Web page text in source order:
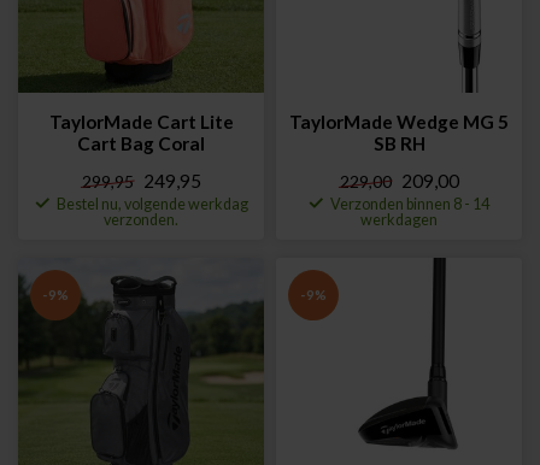
TaylorMade Cart Lite
Cart Bag Coral
299,95 249,95
Bestel nu, volgende werkdag
verzonden.
TaylorMade Wedge MG 5
SB RH
229,00 209,00
Verzonden binnen 8 - 14
werkdagen
-9% -9%